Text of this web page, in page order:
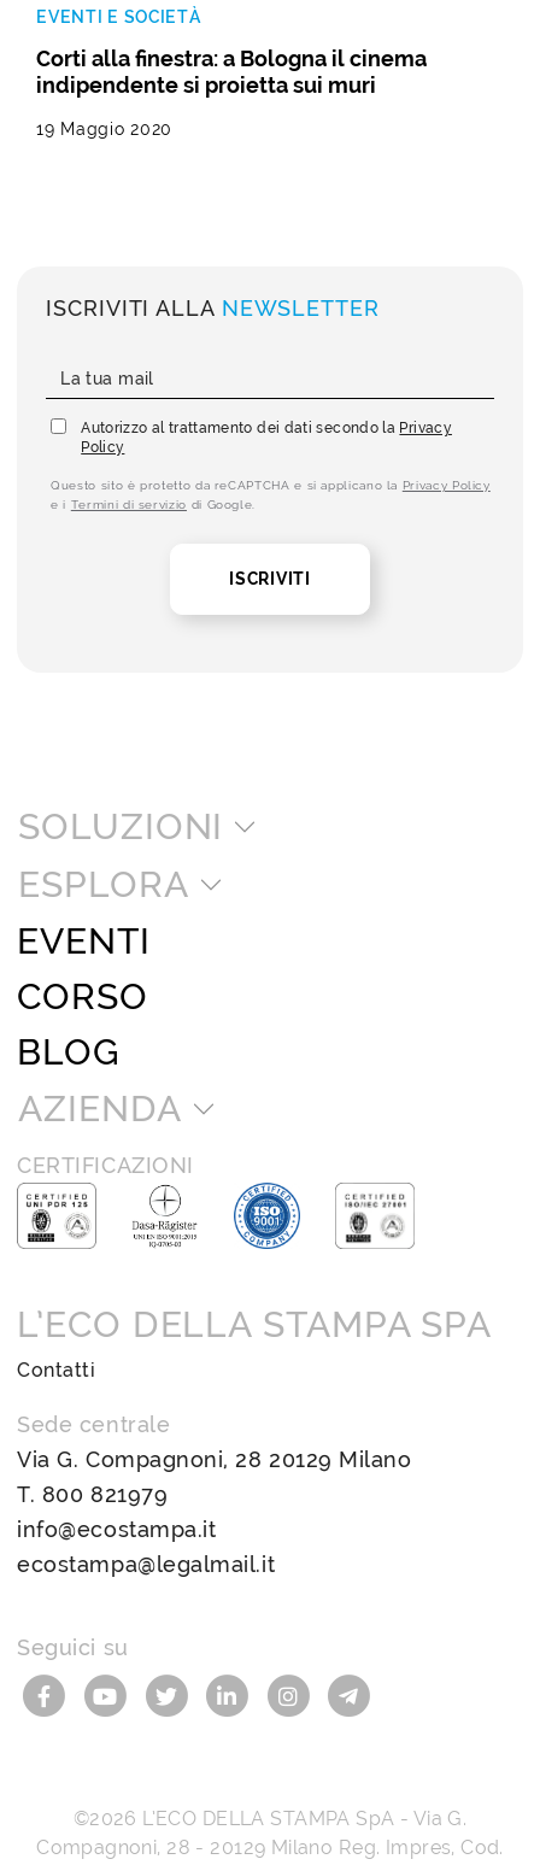
EVENTI E SOCIETÀ
Corti alla finestra: a Bologna il cinema
indipendente si proietta sui muri
19 Maggio 2020
ISCRIVITI ALLA NEWSLETTER
Autorizzo al trattamento dei dati secondo la Privacy
Policy
Questo sito è protetto da reCAPTCHA e si applicano la Privacy Policy
e i Termini di servizio di Google.
ISCRIVITI
SOLUZIONI
ESPLORA
EVENTI
CORSO
BLOG
AZIENDA
CERTIFICAZIONI
L’ECO DELLA STAMPA SPA
Contatti
Sede centrale
Via G. Compagnoni, 28 20129 Milano
T. 800 821979
info@ecostampa.it
ecostampa@legalmail.it
Seguici su
©2026 L’ECO DELLA STAMPA SpA - Via G.
Compagnoni, 28 - 20129 Milano Reg. Impres, Cod.